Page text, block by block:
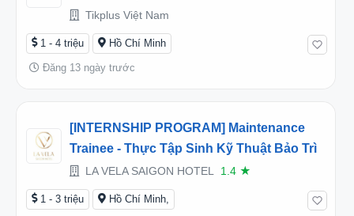
Tikplus Việt Nam
1 - 4 triệu Hồ Chí Minh
Đăng 13 ngày trước
[INTERNSHIP PROGRAM] Maintenance
Trainee - Thực Tập Sinh Kỹ Thuật Bảo Trì
LA VELA SAIGON HOTEL 1.4 ★
1 - 3 triệu Hồ Chí Minh,